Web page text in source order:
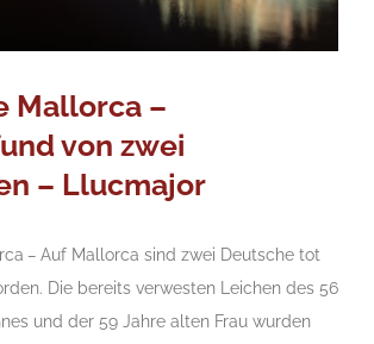
Mallorca –
von zwei
– Llucmajor
– Auf Mallorca sind zwei Deutsche tot
Die bereits verwesten Leichen des 56
und der 59 Jahre alten Frau wurden